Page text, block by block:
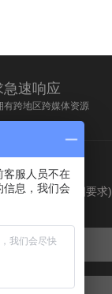
急速响应
有跨地区跨媒体资源
(请输入您的详细要求)
客服人员不在
信息，我们会